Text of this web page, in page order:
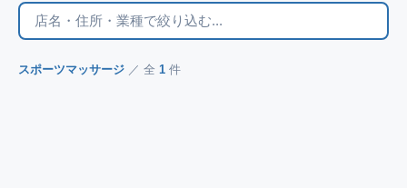
スポーツマッサージ ／ 全 1 件